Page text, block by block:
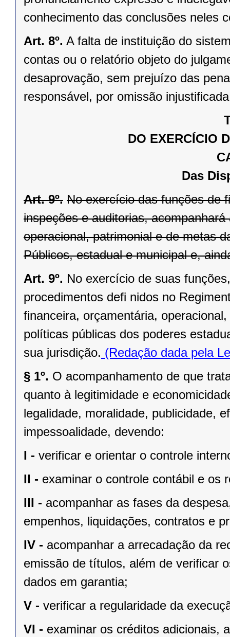
conhecimento das conclusões neles
Art. 8º. A falta de instituição do
contas ou o relatório objeto do
desaprovação, sem prejuízo das
responsável, por omissão
DO EXERCÍCIO
Das
Art. 9º. No exercício das funções de
inspeções e auditorias,
operacional, patrimonial e de metas
Públicos, estadual e municipal e,
Art. 9º. No exercício de suas
procedimentos defi nidos no
financeira, orçamentária,
políticas públicas dos poderes
sua jurisdição. (Redação dada pela
§ 1º. O acompanhamento de que
quanto à legitimidade e
legalidade, moralidade, publicidade,
impessoalidade, devendo:
I - verificar e orientar o controle
II - examinar o controle contábil e os
III - acompanhar as fases da
empenhos, liquidações, contratos e
IV - acompanhar a arrecadação da
emissão de títulos, além de verificar
dados em garantia;
V - verificar a regularidade da
VI - examinar os créditos adicionais,